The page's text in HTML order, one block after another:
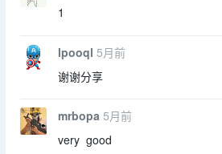
1
lpooql 5月前
谢谢分享
mrbopa 5月前
very good